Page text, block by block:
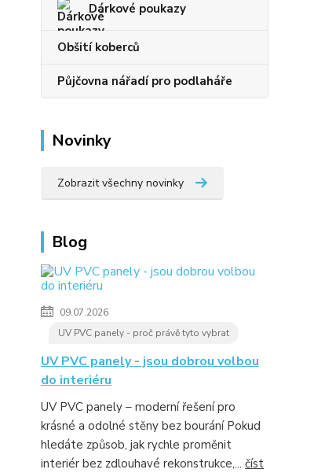
Dárkové poukazy
Obšití koberců
Půjčovna nářadí pro podlaháře
Novinky
Zobrazit všechny novinky
Blog
09.07.2026
UV PVC panely - proč právě tyto vybrat
UV PVC panely - jsou dobrou volbou
do interiéru
UV PVC panely – moderní řešení pro
krásné a odolné stěny bez bourání Pokud
hledáte způsob, jak rychle proměnit
interiér bez zdlouhavé rekonstrukce,... číst